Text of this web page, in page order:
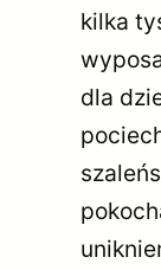
kilka
dla